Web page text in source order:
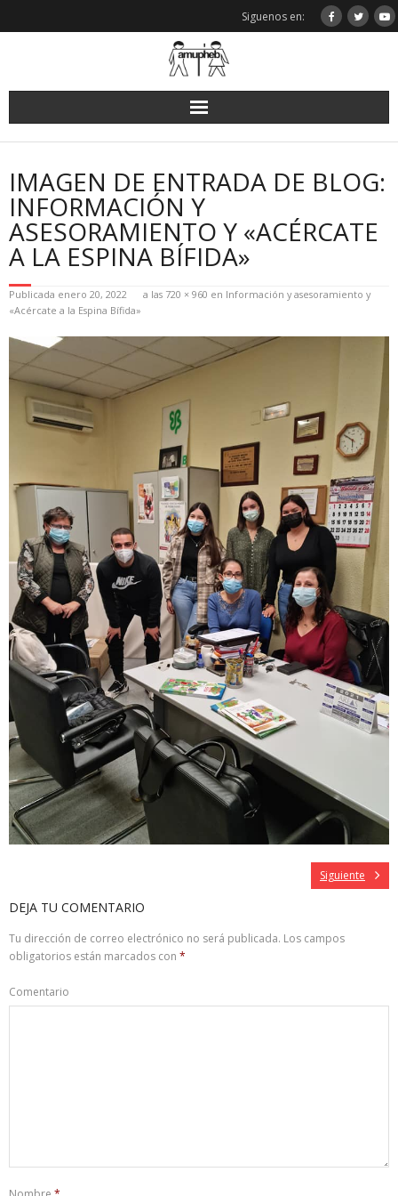
Siguenos en:
IMAGEN DE ENTRADA DE BLOG:
INFORMACIÓN Y
ASESORAMIENTO Y «ACÉRCATE
A LA ESPINA BÍFIDA»
Publicada enero 20, 2022 a las 720 × 960 en Información y asesoramiento y
«Acércate a la Espina Bífida»
Siguiente
DEJA TU COMENTARIO
Tu dirección de correo electrónico no será publicada. Los campos
obligatorios están marcados con *
Comentario